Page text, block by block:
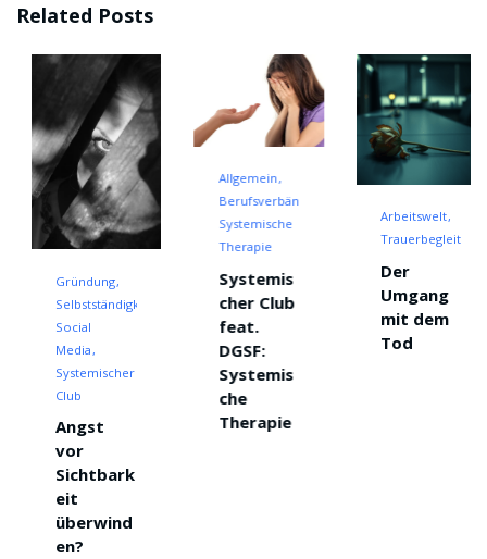
Related Posts
Gründung
Selbstständigkeit
Social
Media
Systemischer
Club
Angst
vor
Sichtbark
eit
überwind
en?
Allgemein
Berufsverbände
Systemische
Therapie
Systemis
cher Club
feat.
DGSF:
Systemis
che
Therapie
Arbeitswelt
Trauerbegleitung
Der
Umgang
mit dem
Tod